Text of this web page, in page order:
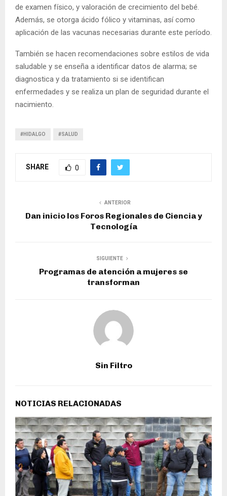
de examen físico, y valoración de crecimiento del bebé.
Además, se otorga ácido fólico y vitaminas, así como
aplicación de las vacunas necesarias durante este período.
También se hacen recomendaciones sobre estilos de vida
saludable y se enseña a identificar datos de alarma; se
diagnostica y da tratamiento si se identifican
enfermedades y se realiza un plan de seguridad durante el
nacimiento.
#HIDALGO #SALUD
SHARE 0
ANTERIOR
Dan inicio los Foros Regionales de Ciencia y
Tecnología
SIGUIENTE
Programas de atención a mujeres se
transforman
Sin Filtro
NOTICIAS RELACIONADAS